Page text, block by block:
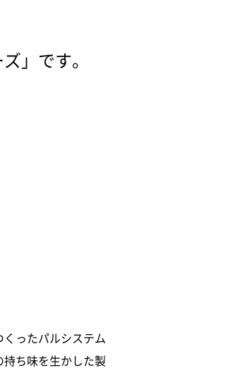
」です。
くったパルシステム
ち味を生かした製